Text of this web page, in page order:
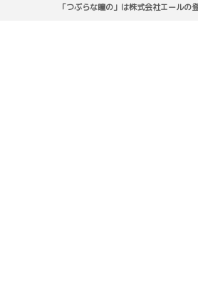
「つぶらな瞳の」は株式会社エールの